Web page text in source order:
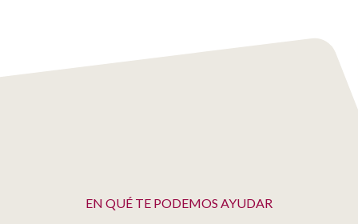
EN QUÉ TE PODEMOS AYUDAR